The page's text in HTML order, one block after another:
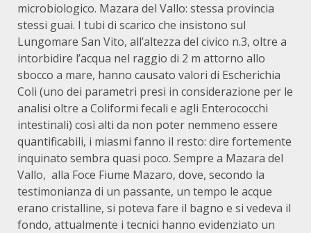
microbiologico. Mazara del Vallo: stessa provincia
stessi guai. I tubi di scarico che insistono sul
Lungomare San Vito, all’altezza del civico n.3, oltre a
intorbidire l’acqua nel raggio di 2 m attorno allo
sbocco a mare, hanno causato valori di Escherichia
Coli (uno dei parametri presi in considerazione per le
analisi oltre a Coliformi fecali e agli Enterococchi
intestinali) così alti da non poter nemmeno essere
quantificabili, i miasmi fanno il resto: dire fortemente
inquinato sembra quasi poco. Sempre a Mazara del
Vallo, alla Foce Fiume Mazaro, dove, secondo la
testimonianza di un passante, un tempo le acque
erano cristalline, si poteva fare il bagno e si vedeva il
fondo, attualmente i tecnici hanno evidenziato un